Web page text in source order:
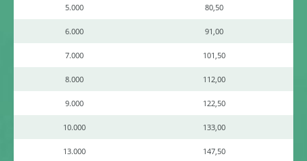
Kundenportal
5.000 80,50
6.000 91,00
7.000 101,50
8.000 112,00
9.000 122,50
10.000 133,00
13.000 147,50